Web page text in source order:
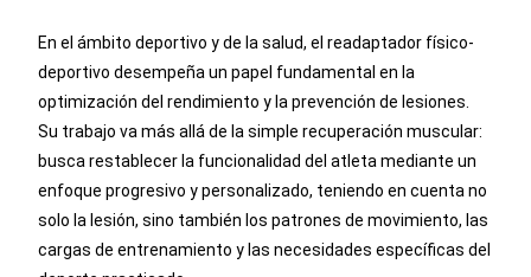
En el ámbito deportivo y de la salud, el readaptador físico-
deportivo desempeña un papel fundamental en la
optimización del rendimiento y la prevención de lesiones.
Su trabajo va más allá de la simple recuperación muscular:
busca restablecer la funcionalidad del atleta mediante un
enfoque progresivo y personalizado, teniendo en cuenta no
solo la lesión, sino también los patrones de movimiento, las
cargas de entrenamiento y las necesidades específicas del